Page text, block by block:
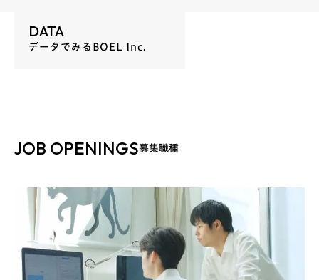
DATA
データでみるBOEL Inc.
JOB OPENINGS募集職種